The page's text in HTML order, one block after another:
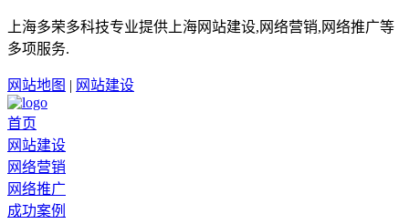
上海多荣多科技专业提供上海网站建设,网络营销,网络推广等
多项服务.
网站地图 | 网站建设
首页
网站建设
网络营销
网络推广
成功案例